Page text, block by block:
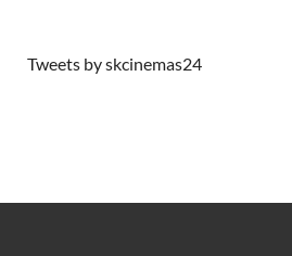
Tweets by skcinemas24